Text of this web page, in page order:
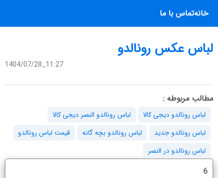
خانهتماس با ما
لباس عکس رونالدو
1404/07/28_11:27
مطالب مربوطه :
لباس رونالدو دیجی کالا
لباس رونالدو النصر دیجی کالا
لباس رونالدو جدید
لباس رونالدو بچه گانه
قیمت لباس رونالدو
لباس رونالدو در النصر
6